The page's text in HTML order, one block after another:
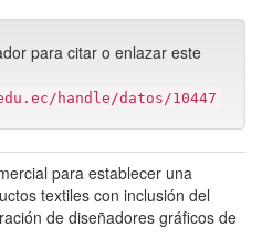
para citar o enlazar este
handle/datos/10447
para establecer una
textiles con inclusión del
de diseñadores gráficos de